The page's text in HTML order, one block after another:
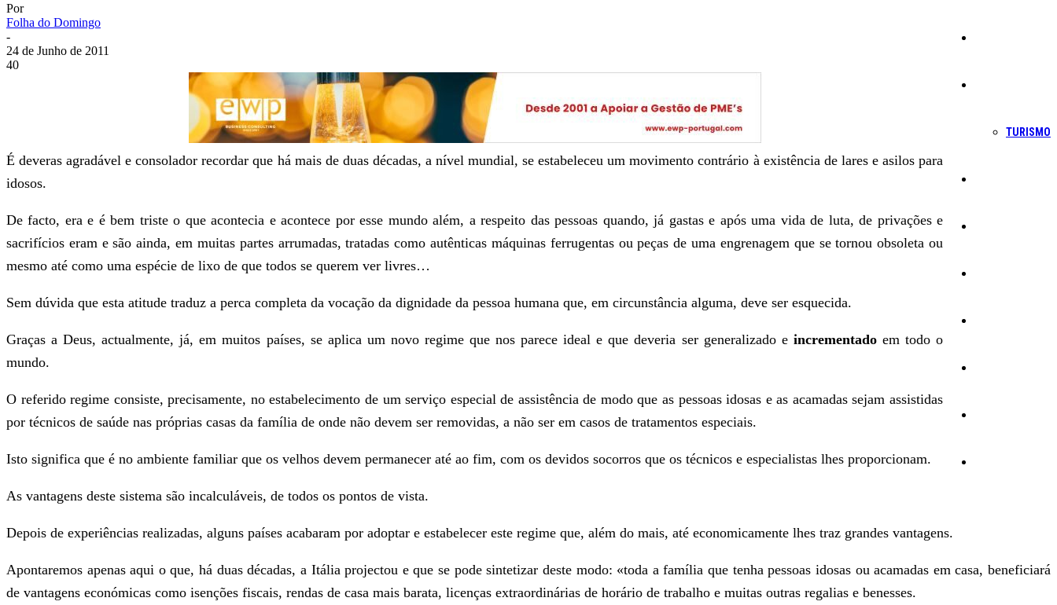
TURISMO
Por
Folha do Domingo
-
24 de Junho de 2011
40
É deveras agradável e consolador recordar que há mais de duas décadas, a nível mundial, se estabeleceu um movimento contrário à existência de lares e asilos para
idosos.
De facto, era e é bem triste o que acontecia e acontece por esse mundo além, a respeito das pessoas quando, já gastas e após uma vida de luta, de privações e
sacrifícios eram e são ainda, em muitas partes arrumadas, tratadas como autênticas máquinas ferrugentas ou peças de uma engrenagem que se tornou obsoleta ou
mesmo até como uma espécie de lixo de que todos se querem ver livres…
Sem dúvida que esta atitude traduz a perca completa da vocação da dignidade da pessoa humana que, em circunstância alguma, deve ser esquecida.
Graças a Deus, actualmente, já, em muitos países, se aplica um novo regime que nos parece ideal e que deveria ser generalizado e incrementado em todo o
mundo.
O referido regime consiste, precisamente, no estabelecimento de um serviço especial de assistência de modo que as pessoas idosas e as acamadas sejam assistidas
por técnicos de saúde nas próprias casas da família de onde não devem ser removidas, a não ser em casos de tratamentos especiais.
Isto significa que é no ambiente familiar que os velhos devem permanecer até ao fim, com os devidos socorros que os técnicos e especialistas lhes proporcionam.
As vantagens deste sistema são incalculáveis, de todos os pontos de vista.
Depois de experiências realizadas, alguns países acabaram por adoptar e estabelecer este regime que, além do mais, até economicamente lhes traz grandes vantagens.
Apontaremos apenas aqui o que, há duas décadas, a Itália projectou e que se pode sintetizar deste modo: «toda a família que tenha pessoas idosas ou acamadas em casa, beneficiará
de vantagens económicas como isenções fiscais, rendas de casa mais barata, licenças extraordinárias de horário de trabalho e muitas outras regalias e benesses.